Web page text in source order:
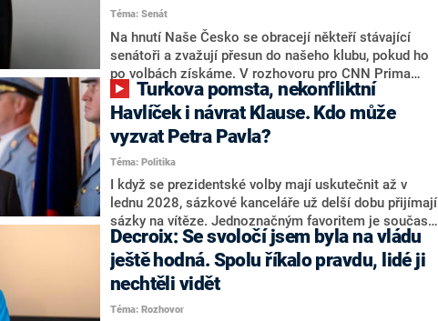
komentátoři mluví jako o slabé a v defenzivě. „Je to
úmorná práce upozorňovat na chyby vlády. Ministři s
námi navíc nechodí do debat. Chceme ale ukazovat
svoje témata,“ odpověděl Grolich na dotaz CNN Prima
NEWS.
Téma: Senát
Na hnutí Naše Česko se obracejí někteří stávající
senátoři a zvažují přesun do našeho klubu, pokud ho
po volbách získáme. V rozhovoru pro CNN Prima
NEWS to řekl zakladatel hnutí a jihočeský hejtman
Martin Kuba. Konkrétní nebyl, ale získat by takto mohl
například senátora Zdeňka Hrabu, který je dnes
součástí klubu ODS a TOP 09. Hraba to na dotaz
redakce nevyloučil. Předseda klubu senátorů ODS
Zdeněk Nytra redakci řekl, že počítá s odchodem
některých senátorů z klubu a že Naše Česko není
nepřítel, ale soupeř.
Havlíček i návrat Klause. Kdo může
vyzvat Petra Pavla?
Téma: Politika
I když se prezidentské volby mají uskutečnit až v
lednu 2028, sázkové kanceláře už delší dobu přijímají
sázky na vítěze. Jednoznačným favoritem je současná
hlava státu Petr Pavel. Daleko za ním pak bookmakeři
zmiňují dva výrazné politiky ANO, tedy premiéra
Andreje Babiše a ministra průmyslu Karla Havlíčka.
Oblíbeným tipem samotných sázkařů je poslanec za
Motoristy Filip Turek. Politolog Jan Kubáček nicméně
Decroix: Se svoločí jsem byla na vládu
ještě hodná. Spolu říkalo pravdu, lidé ji
nechtěli vidět
Téma: Rozhovor